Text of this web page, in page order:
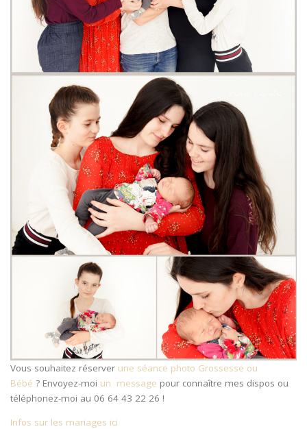
Vous souhaitez réserver une séance photo Grossesse ou
Bébé ? Envoyez-moi un message pour connaître mes dispos ou
téléphonez-moi au 06 64 43 22 26 !
Infos sur les mariages ici